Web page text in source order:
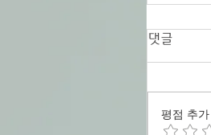
댓글
평점 추가